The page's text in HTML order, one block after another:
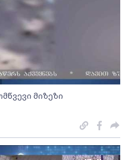
მიზეზი